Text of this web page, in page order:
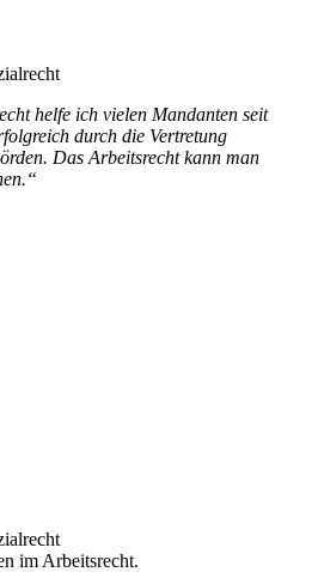
helfe ich vielen Mandanten seit
durch die Vertretung
Das Arbeitsrecht kann man
im Arbeitsrecht.